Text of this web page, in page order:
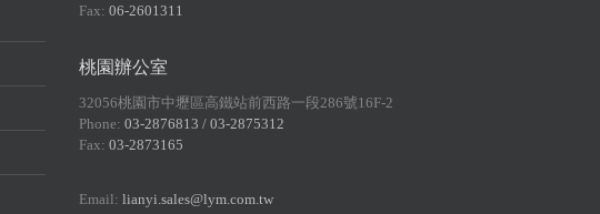
Fax:06-2601311
桃園辦公室
32056桃園市中壢區高鐵站前西路一段286號16F-2
Phone:03-2876813 / 03-2875312
Fax:03-2873165
Email:lianyi.sales@lym.com.tw